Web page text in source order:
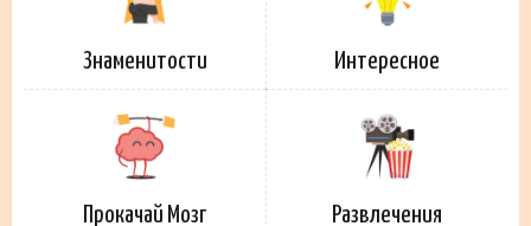
Знаменитости Интересное
Прокачай Мозг Развлечения